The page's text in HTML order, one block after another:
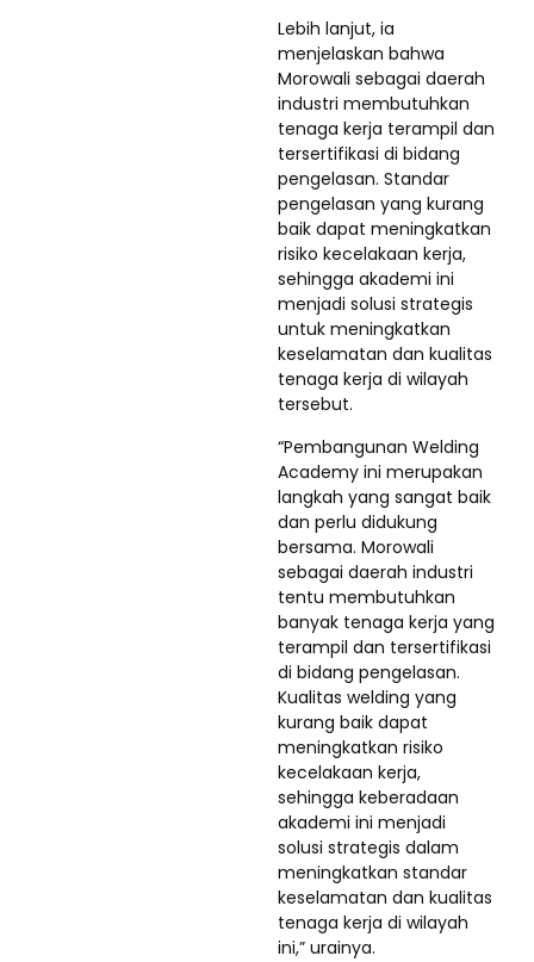
Lebih lanjut, ia
menjelaskan bahwa
Morowali sebagai daerah
industri membutuhkan
tenaga kerja terampil dan
tersertifikasi di bidang
pengelasan. Standar
pengelasan yang kurang
baik dapat meningkatkan
risiko kecelakaan kerja,
sehingga akademi ini
menjadi solusi strategis
untuk meningkatkan
keselamatan dan kualitas
tenaga kerja di wilayah
tersebut.
“Pembangunan Welding
Academy ini merupakan
langkah yang sangat baik
dan perlu didukung
bersama. Morowali
sebagai daerah industri
tentu membutuhkan
banyak tenaga kerja yang
terampil dan tersertifikasi
di bidang pengelasan.
Kualitas welding yang
kurang baik dapat
meningkatkan risiko
kecelakaan kerja,
sehingga keberadaan
akademi ini menjadi
solusi strategis dalam
meningkatkan standar
keselamatan dan kualitas
tenaga kerja di wilayah
ini,” urainya.